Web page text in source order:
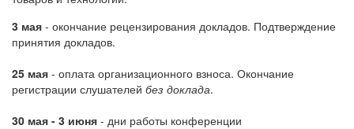
3 мая - окончание рецензирования докладов. Подтверждение
принятия докладов.
25 мая - оплата организационного взноса. Окончание
регистрации слушателей без доклада.
30 мая - 3 июня - дни работы конференции